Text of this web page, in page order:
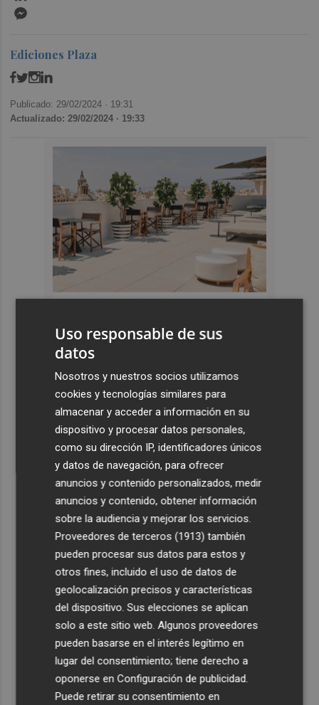
Ediciones Plaza
Publicado: 29/02/2024 · 19:31
Actualizado: 29/02/2024 · 19:33
Uso responsable de sus
datos
Nosotros y nuestros socios utilizamos
cookies y tecnologías similares para
almacenar y acceder a información en su
dispositivo y procesar datos personales,
como su dirección IP, identificadores únicos
y datos de navegación, para ofrecer
anuncios y contenido personalizados, medir
anuncios y contenido, obtener información
sobre la audiencia y mejorar los servicios.
Proveedores de terceros (1913) también
pueden procesar sus datos para estos y
otros fines, incluido el uso de datos de
geolocalización precisos y características
del dispositivo. Sus elecciones se aplican
solo a este sitio web. Algunos proveedores
pueden basarse en el interés legítimo en
lugar del consentimiento; tiene derecho a
oponerse enConfiguración de publicidad.
Puede retirar su consentimiento en